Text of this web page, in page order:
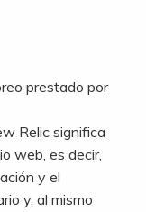
prestado por
Relic significa
web, es decir,
y el
y, al mismo